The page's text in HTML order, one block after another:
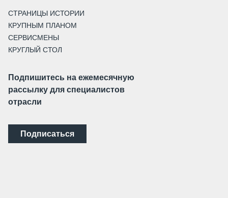
СТРАНИЦЫ ИСТОРИИ
КРУПНЫМ ПЛАНОМ
СЕРВИСМЕНЫ
КРУГЛЫЙ СТОЛ
Подпишитесь на ежемесячную
рассылку для специалистов
отрасли
Подписаться